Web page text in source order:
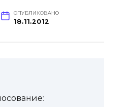
ОПУБЛИКОВАНО
18.11.2012